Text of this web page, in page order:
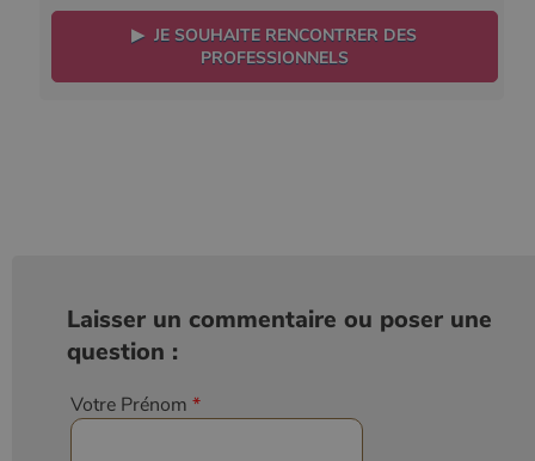
▶ JE SOUHAITE RENCONTRER DES
PROFESSIONNELS
Laisser un commentaire ou poser une
question :
Votre Prénom *